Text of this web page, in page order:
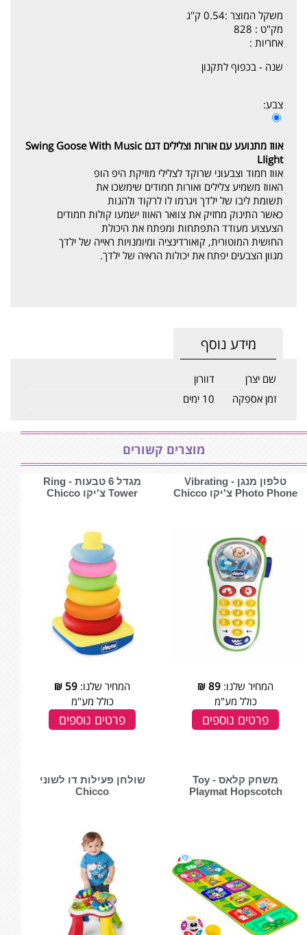
משקל המוצר :0.54 ק"ג
מק"ט :
אחריות :
שנה - בכפוף לתקנון
צבע:
אווז מתנועע עם אורות וצלילים דגם Swing Goose With Music
LIight
אווז חמוד וצבעוני שרוקד לצלילי מוזיקת היפ הופ
האווז משמיע צלילים ואורות חמודים שימשכו את
תשומת ליבו של ילדך ויגרמו לו לרקוד ולהנות
כאשר התינוק מחזיק את צוואר האווז ישמעו קולות חמודים
הצעצוע מעודד התפתחות ומפתח את היכולת
החושית המוטורית, קואורדינציה ומיומנויות ראייה של ילדך
מגוון הצבעים יפתח את יכולות הראיה של ילדך.
מידע נוסף
שם יצרן
דוורון
זמן אספקה
10 ימים
מוצרים קשורים
טלפון מנגן - Vibrating
Photo Phone צ'יקו Chicco
המחיר שלנו: 89
₪
כולל מע"מ
פרטים נוספים
מגדל 6 טבעות - Ring
Tower צ'יקו Chicco
המחיר שלנו: 59
₪
כולל מע"מ
פרטים נוספים
משחק קלאס - Toy
Playmat Hopscotch
שולחן פעילות דו לשוני
Chicco